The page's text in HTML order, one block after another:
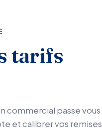
tarifs
commercial passe vous
et calibrer vos remises